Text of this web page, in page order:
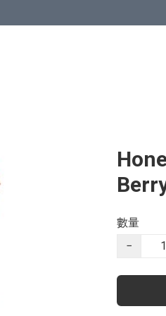
數量
−